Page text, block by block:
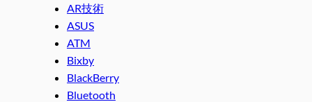
AR技術
ASUS
ATM
Bixby
BlackBerry
Bluetooth